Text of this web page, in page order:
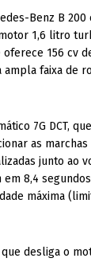
Benz B 200
1,6 litro
156 cv
ampla faixa de
7G DCT,
as
junto ao
8,4
máxima
desliga o